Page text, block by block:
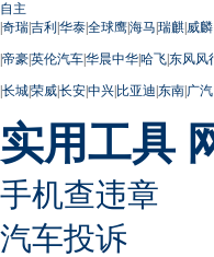
自主
|奇瑞|吉利|华泰|全球鹰|海马|瑞麒|威麟
|帝豪|英伦汽车|华晨中华|哈飞|东风风
|长城|荣威|长安|中兴|比亚迪|东南|广汽
实用工具
手机查违章
汽车投诉